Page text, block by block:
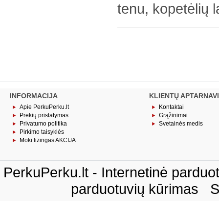
tenu, kopetėlių
INFORMACIJA
Apie PerkuPerku.lt
Prekių pristatymas
Privatumo politika
Pirkimo taisyklės
Moki lizingas AKCIJA
KLIENTŲ
Kontaktai
Grąžinimai
Svetainės medis
PerkuPerku.lt - Internetinė
parduotuvių kūrimas